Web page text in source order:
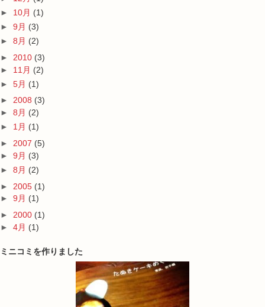
► 10月 (1)
► 9月 (3)
► 8月 (2)
► 2010 (3)
► 11月 (2)
► 5月 (1)
► 2008 (3)
► 8月 (2)
► 1月 (1)
► 2007 (5)
► 9月 (3)
► 8月 (2)
► 2005 (1)
► 9月 (1)
► 2000 (1)
► 4月 (1)
ミニコミを作りました